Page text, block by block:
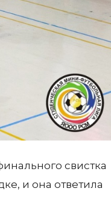
свистка
и она ответила